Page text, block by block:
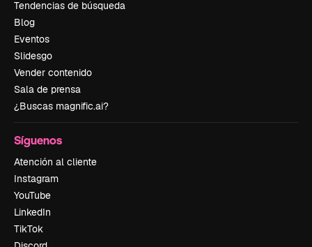
Tendencias de búsqueda
Blog
Eventos
Slidesgo
Vender contenido
Sala de prensa
¿Buscas magnific.ai?
Síguenos
Atención al cliente
Instagram
YouTube
LinkedIn
TikTok